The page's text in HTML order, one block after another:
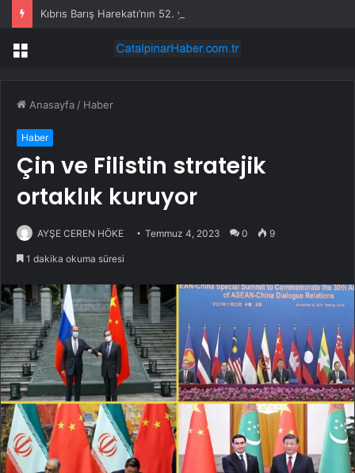
Menü
Anasayfa / Haber
Haber
Çin ve Filistin stratejik
ortaklık kuruyor
AYŞE CEREN HÖKE Temmuz 4, 2023 0 9
1 dakika okuma süresi